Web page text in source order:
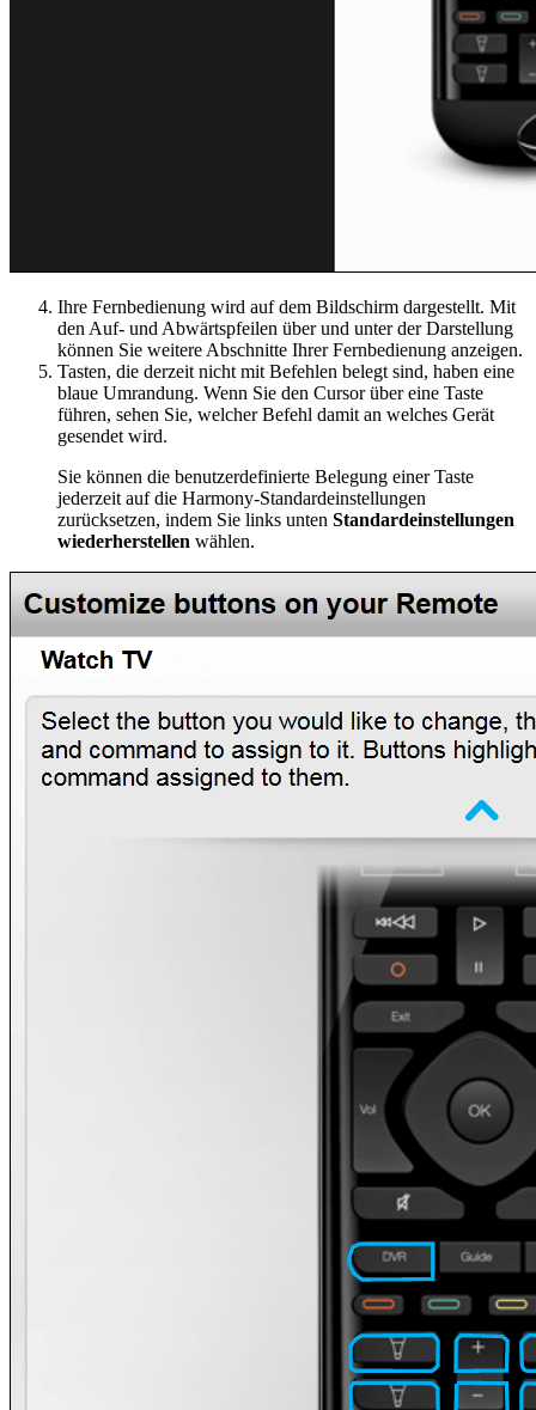
Ihre Fernbedienung wird auf dem Bildschirm dargestellt. Mit
den Auf- und Abwärtspfeilen über und unter der Darstellung
können Sie weitere Abschnitte Ihrer Fernbedienung anzeigen.
Tasten, die derzeit nicht mit Befehlen belegt sind, haben eine
blaue Umrandung. Wenn Sie den Cursor über eine Taste
führen, sehen Sie, welcher Befehl damit an welches Gerät
gesendet wird.
Sie können die benutzerdefinierte Belegung einer Taste
jederzeit auf die Harmony-Standardeinstellungen
zurücksetzen, indem Sie links unten Standardeinstellungen
wiederherstellen wählen.